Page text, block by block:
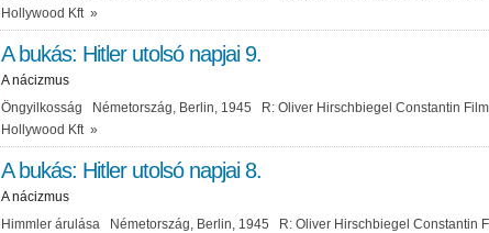
Hollywood Kft »
A bukás: Hitler utolsó napjai 9.
A nácizmus
Öngyilkosság Németország, Berlin, 1945 R: Oliver Hirschbiegel Constantin
Hollywood Kft »
A bukás: Hitler utolsó napjai 8.
A nácizmus
Himmler árulása Németország, Berlin, 1945 R: Oliver Hirschbiegel Constantin